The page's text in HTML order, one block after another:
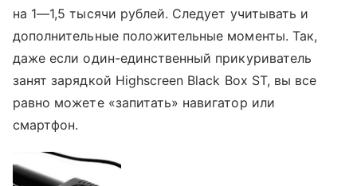
на 1—1,5 тысячи рублей. Следует учитывать и
дополнительные положительные моменты. Так,
даже если один-единственный прикуриватель
занят зарядкой Highscreen Black Box ST, вы все
равно можете «запитать» навигатор или
смартфон.